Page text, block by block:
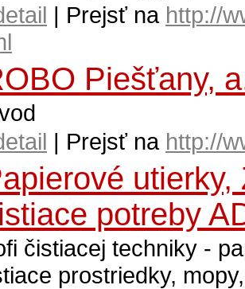
| Prejsť na http://
Piešťany,
| Prejsť na http://
potreby
čistiacej techniky -
prostriedky,